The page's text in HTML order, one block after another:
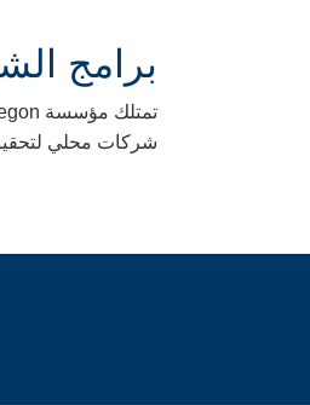
برامج
شركات محلي